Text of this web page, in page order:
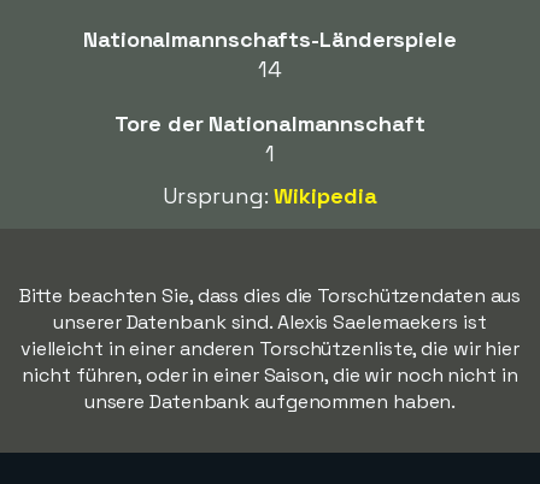
Nationalmannschafts-Länderspiele
14
Tore der Nationalmannschaft
1
Ursprung:Wikipedia
Bitte beachten Sie, dass dies die Torschützendaten aus
unserer Datenbank sind. Alexis Saelemaekers ist
vielleicht in einer anderen Torschützenliste, die wir hier
nicht führen, oder in einer Saison, die wir noch nicht in
unsere Datenbank aufgenommen haben.